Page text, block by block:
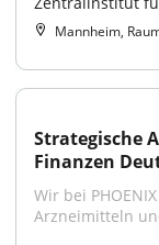
Mannheim,
Strategische
Finanzen
Wir bei
Arzneimitteln